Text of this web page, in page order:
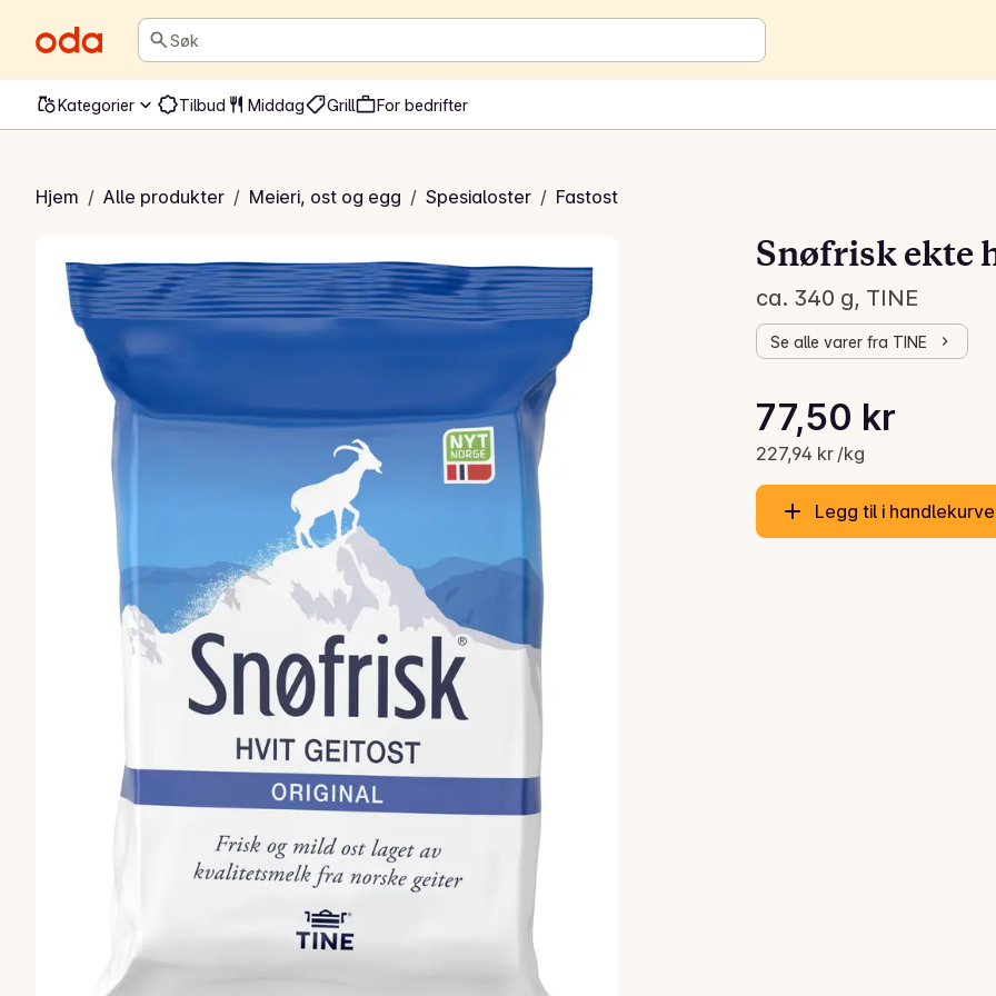
Søk
Kategorier Tilbud Middag Grill For bedrifter
Hjem / Alle produkter / Meieri, ost og egg / Spesialoster / Fastost
hvit geiteost
Snøfrisk ekte
ca. 340 g, TINE
Se alle varer fra TINE
Gjeldende pris er: 77,50 kr
77,50 kr
227,94 kr /kg
Stykkpris: 227,94 kr /kg
Legg til i